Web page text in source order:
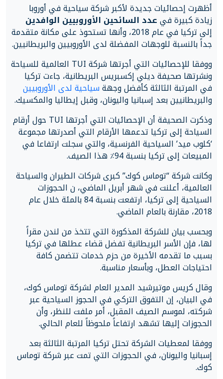
أظهرت إحصائيات جديدة لأكبر شركة سياحية في أوروبا
زيادة كبيرة فيعدد السائحين الأوروبيين الوافدين
إلى تركيا في عام 2018، وأنها تستحوذ على مكانة متقدمة
جداً بالنسبة للوجهات المفضلة لدى الأوروبيين والبريطانيين.
ووفقا للإحصائيات التي أجرتها شركة TUI العالمية للسياحة
ونشرتها صحيفة ديلي إكسبريس البريطانية، جاءت تركيا
في المرتبة الثالثة كأفضل وجهةسياحية لدى الأوروبيين
والبريطانيين بعد إسبانيا واليونان، وقبل إيطاليا والمكسيك.
وذكرت الصحيفة أن الإحصائيات التي أجرتها TUI حول أرقام
السياحة إلى تركيا تدعمها الأرقام التي أصدرتها مجموعة
‘كلوب ميد’ السياحية الفرنسية، والتي سجلت ارتفاعا في
المبيعات إلى تركيا بنسبة 94٪ هذا الصيف.
وكانت شركة “توماس كوك” كبرى شركات الطيران والسياحة
العالمية، أعلنت في شهر أبريل الماضي، ن الحجوزات
السياحية إلى تركيا، ارتفعت بنسبة 84 بالمئة خلال عام
2018، مقارنة بالعام الماضي.
وبحسب بيان للشركة المذكورة التي تتخذ من لندن مقراً
لها، فإن الأسر البريطانية تفضل قضاء عطلها في تركيا
بسبب ما تقدمه الأخيرة من حزم خدمات تتضمن كافة
احتياجات العطل، وبأسعار مناسبة.
وقال كريس موتيرشيد المدير العام لشركة توماس كوك،
في البيان، إن التفوق التركي في الحجوز السياحية عبر
شركته، لموسم الصيف المقبل، أمر ملفت للنظر، وأن
الحجوزات إليها تشهد ارتفاعاً ملحوظاً للعام الحالي.
ووفقا لمعطيات الشركة تحتل تركيا المرتبة الثالثة بعد
إسبانيا واليونان، في الحجوزات التي تمت عبر شركة توماس
كوك.